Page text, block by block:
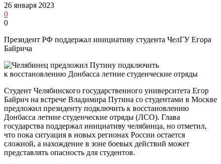
26 января 2023
0
0
Президент РФ поддержал инициативу студента ЧелГУ Егора
Байрича
Студент Челябинского государственного университета Егор
Байрич на встрече Владимира Путина со студентами в Москве
предложил президенту подключить к восстановлению
Донбасса летние студенческие отряды (ЛСО). Глава
государства поддержал инициативу челябинца, но отметил,
что пока ситуация в новых регионах России остается
сложной, а нахождение в зоне боевых действий может
представлять опасность для студентов.